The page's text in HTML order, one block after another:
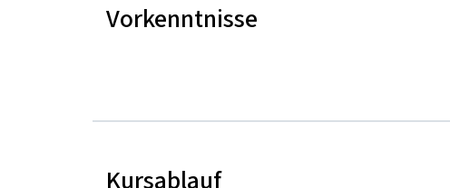
Vorkenntnisse
Kursablauf